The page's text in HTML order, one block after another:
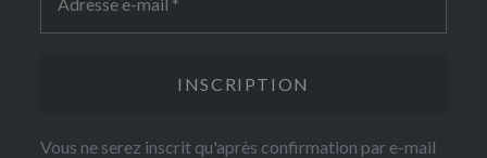
Vous ne serez inscrit qu'après confirmation par e-mail